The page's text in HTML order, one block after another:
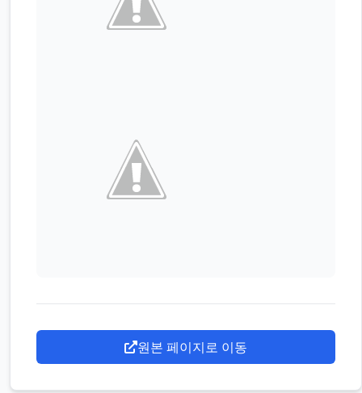
원본 페이지로 이동